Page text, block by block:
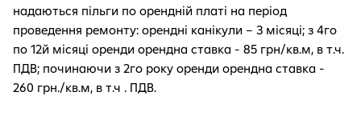
надаються пільги по орендній платі на період
проведення ремонту: орендні канікули – 3 місяці; з 4го
по 12й місяці оренди орендна ставка - 85 грн/кв.м, в т.ч.
ПДВ; починаючи з 2го року оренди орендна ставка -
260 грн./кв.м, в т.ч . ПДВ.